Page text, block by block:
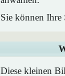
Sie können
Diese kleinen